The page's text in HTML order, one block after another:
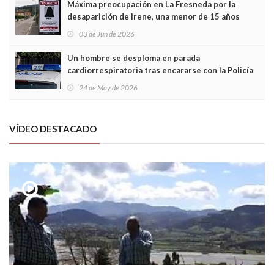
Máxima preocupación en La Fresneda por la
desaparición de Irene, una menor de 15 años
03 de Jun de 2026
Un hombre se desploma en parada
cardiorrespiratoria tras encararse con la Policía
Local en Luanco
24 de May de 2026
VÍDEO DESTACADO